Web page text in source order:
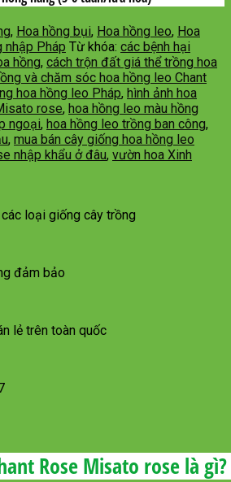
, Hoa hồng bụi, Hoa hồng leo, Hoa
nhập Pháp Từ khóa: các bệnh hại
hồng, cách trộn đất giá thể trồng hoa
và chăm sóc hoa hồng leo Chant
hoa hồng leo Pháp, hình ảnh hoa
rose, hoa hồng leo màu hồng
ngoại, hoa hồng leo trồng ban công,
, mua bán cây giống hoa hồng leo
nhập khẩu ở đâu, vườn hoa Xinh
loại giống cây trồng
đảm bảo
lẻ trên toàn quốc
Rose Misato rose là gì?